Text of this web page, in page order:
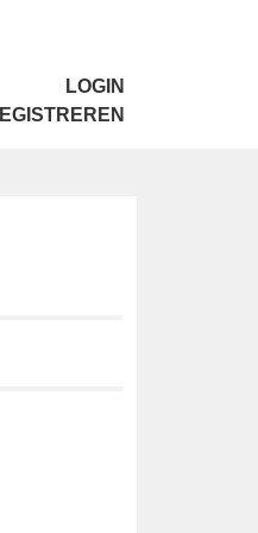
LOGIN
REGISTREREN